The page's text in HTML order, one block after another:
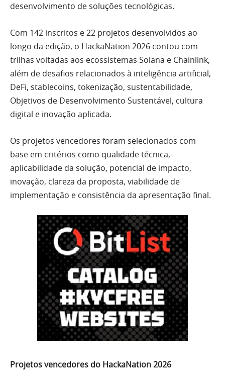
desenvolvimento de soluções tecnológicas.
Com 142 inscritos e 22 projetos desenvolvidos ao
longo da edição, o HackaNation 2026 contou com
trilhas voltadas aos ecossistemas Solana e Chainlink,
além de desafios relacionados à inteligência artificial,
DeFi, stablecoins, tokenização, sustentabilidade,
Objetivos de Desenvolvimento Sustentável, cultura
digital e inovação aplicada.
Os projetos vencedores foram selecionados com
base em critérios como qualidade técnica,
aplicabilidade da solução, potencial de impacto,
inovação, clareza da proposta, viabilidade de
implementação e consistência da apresentação final.
Projetos vencedores do HackaNation 2026